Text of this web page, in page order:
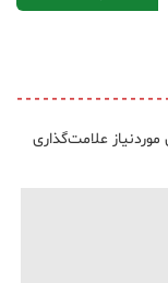
علامت‌گذاری